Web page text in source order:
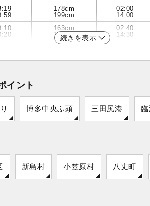
178cm
199cm
02:00
14:00
163cm
192cm
02:40
14:30
続きを表示
イント
博多中央ふ頭 三田尻港 臨
新島村 小笠原村 八丈町